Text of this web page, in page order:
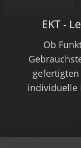
EKT -
Ob
individuelle